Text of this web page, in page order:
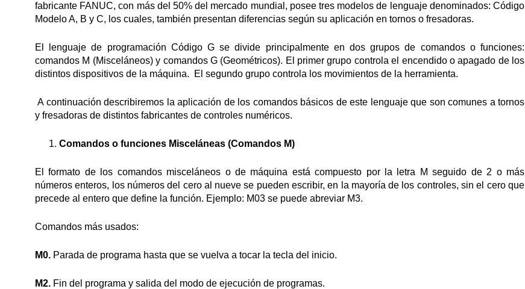
fabricante FANUC, con más del 50% del mercado mundial, posee tres modelos de lenguaje denominados: Código
Modelo A, B y C, los cuales, también presentan diferencias según su aplicación en tornos o fresadoras.
El lenguaje de programación Código G se divide principalmente en dos grupos de comandos o funciones:
comandos M (Misceláneos) y comandos G (Geométricos). El primer grupo controla el encendido o apagado de los
distintos dispositivos de la máquina. El segundo grupo controla los movimientos de la herramienta.
A continuación describiremos la aplicación de los comandos básicos de este lenguaje que son comunes a tornos
y fresadoras de distintos fabricantes de controles numéricos.
Comandos o funciones Misceláneas (Comandos M)
El formato de los comandos misceláneos o de máquina está compuesto por la letra M seguido de 2 o más
números enteros, los números del cero al nueve se pueden escribir, en la mayoría de los controles, sin el cero que
precede al entero que define la función. Ejemplo: M03 se puede abreviar M3.
Comandos más usados:
M0. Parada de programa hasta que se vuelva a tocar la tecla del inicio.
M2. Fin del programa y salida del modo de ejecución de programas.